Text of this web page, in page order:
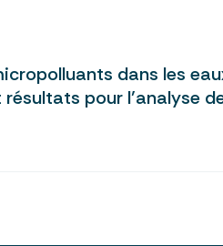
dans les
pour l’analyse